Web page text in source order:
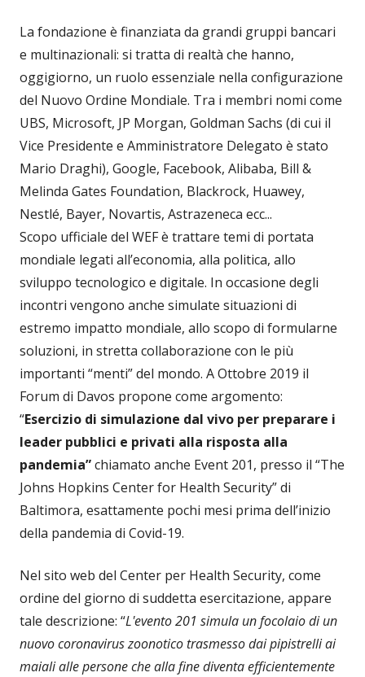
La fondazione è finanziata da grandi gruppi bancari
e multinazionali: si tratta di realtà che hanno,
oggigiorno, un ruolo essenziale nella configurazione
del Nuovo Ordine Mondiale. Tra i membri nomi come
UBS, Microsoft, JP Morgan, Goldman Sachs (di cui il
Vice Presidente e Amministratore Delegato è stato
Mario Draghi), Google, Facebook, Alibaba, Bill &
Melinda Gates Foundation, Blackrock, Huawey,
Nestlé, Bayer, Novartis, Astrazeneca ecc...
Scopo ufficiale del WEF è trattare temi di portata
mondiale legati all’economia, alla politica, allo
sviluppo tecnologico e digitale. In occasione degli
incontri vengono anche simulate situazioni di
estremo impatto mondiale, allo scopo di formularne
soluzioni, in stretta collaborazione con le più
importanti “menti” del mondo. A Ottobre 2019 il
Forum di Davos propone come argomento:
“Esercizio di simulazione dal vivo per preparare i
leader pubblici e privati alla risposta alla
pandemia”chiamato anche Event 201, presso il “The
Johns Hopkins Center for Health Security” di
Baltimora, esattamente pochi mesi prima dell’inizio
della pandemia di Covid-19.
Nel sito web del Center per Health Security, come
ordine del giorno di suddetta esercitazione, appare
tale descrizione: “L'evento 201 simula un focolaio di un
nuovo coronavirus zoonotico trasmesso dai pipistrelli ai
maiali alle persone che alla fine diventa efficientemente